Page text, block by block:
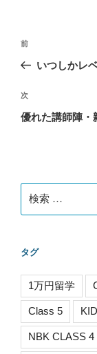
投
ナ
ビ
ゲ
ン
過
去
投
稿
前
いつしかレ
次
の
次
優れた講師陣・
索:
タグ
1万円留学
Class 5
NBK CLASS 4